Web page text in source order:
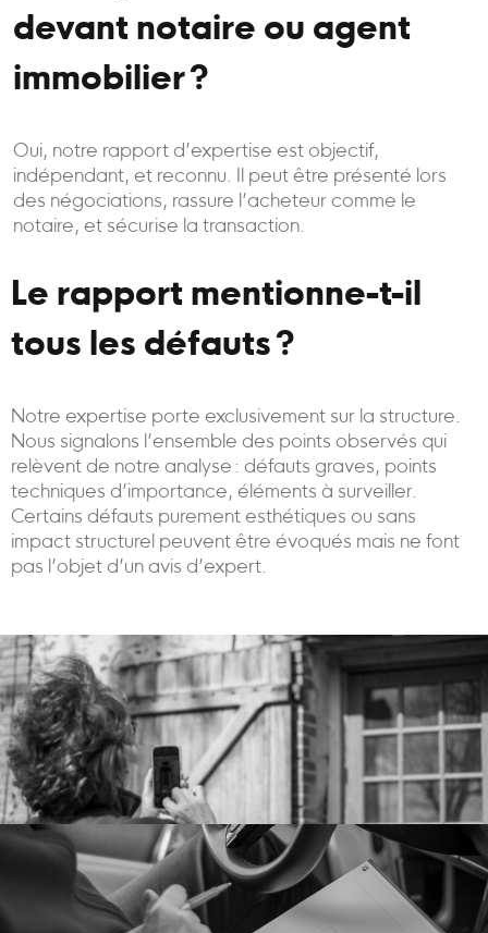
devant notaire ou agent
immobilier ?
Oui, notre rapport d’expertise est objectif,
indépendant, et reconnu. Il peut être présenté lors
des négociations, rassure l’acheteur comme le
notaire, et sécurise la transaction.
Le rapport mentionne-t-il
tous les défauts ?
Notre expertise porte exclusivement sur la structure.
Nous signalons l’ensemble des points observés qui
relèvent de notre analyse : défauts graves, points
techniques d’importance, éléments à surveiller.
Certains défauts purement esthétiques ou sans
impact structurel peuvent être évoqués mais ne font
pas l’objet d’un avis d’expert.